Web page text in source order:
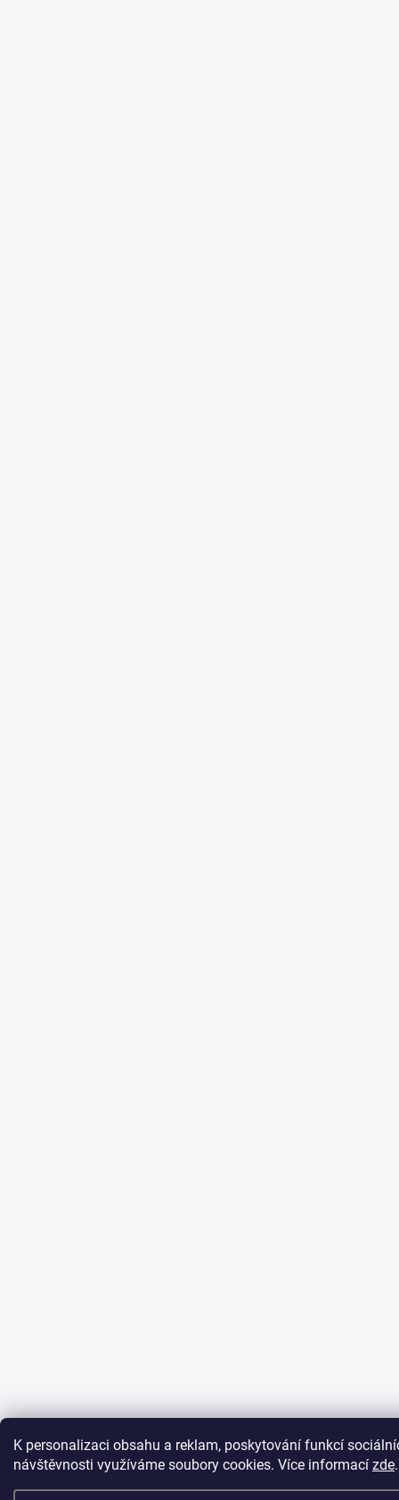
K personalizaci obsahu a reklam, poskytování funkcí
návštěvnosti využíváme soubory cookies. Více informací zde.